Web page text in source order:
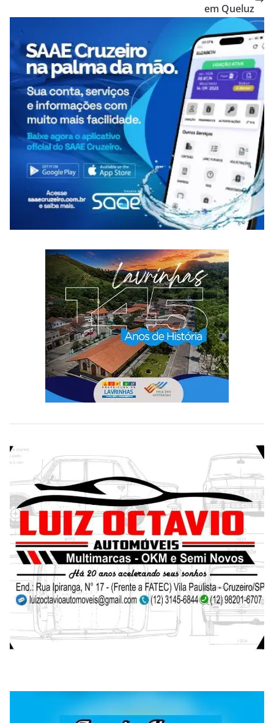
em Queluz